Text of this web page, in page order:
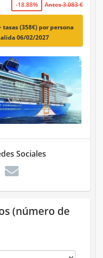
-18.88% Antes 3.083 €
tasas (358€) por persona
06/02/2027
Sociales
(número de